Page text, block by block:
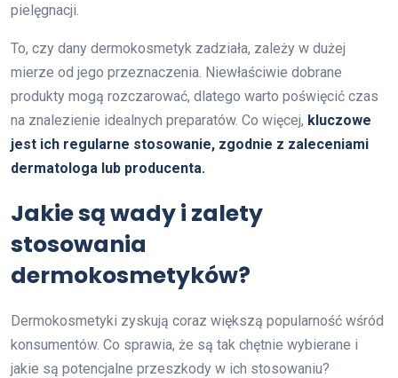
pielęgnacji.
To, czy dany dermokosmetyk zadziała, zależy w dużej
mierze od jego przeznaczenia. Niewłaściwie dobrane
produkty mogą rozczarować, dlatego warto poświęcić czas
na znalezienie idealnych preparatów. Co więcej, kluczowe
jest ich regularne stosowanie, zgodnie z zaleceniami
dermatologa lub producenta.
Jakie są wady i zalety
stosowania
dermokosmetyków?
Dermokosmetyki zyskują coraz większą popularność wśród
konsumentów. Co sprawia, że są tak chętnie wybierane i
jakie są potencjalne przeszkody w ich stosowaniu?